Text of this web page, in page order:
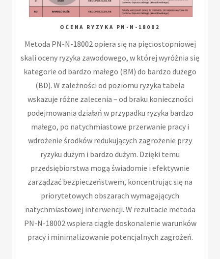
OCENA RYZYKA PN-N-18002
Metoda PN-N-18002 opiera się na pięciostopniowej
skali oceny ryzyka zawodowego, w której wyróżnia się
kategorie od bardzo małego (BM) do bardzo dużego
(BD). W zależności od poziomu ryzyka tabela
wskazuje różne zalecenia – od braku konieczności
podejmowania działań w przypadku ryzyka bardzo
małego, po natychmiastowe przerwanie pracy i
wdrożenie środków redukujących zagrożenie przy
ryzyku dużym i bardzo dużym. Dzięki temu
przedsiębiorstwa mogą świadomie i efektywnie
zarządzać bezpieczeństwem, koncentrując się na
priorytetowych obszarach wymagających
natychmiastowej interwencji. W rezultacie metoda
PN-N-18002 wspiera ciągłe doskonalenie warunków
pracy i minimalizowanie potencjalnych zagrożeń.